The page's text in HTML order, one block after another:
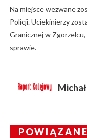
Na miejsce wezwane
Policji. Uciekinierzy
Granicznej w
sprawie.